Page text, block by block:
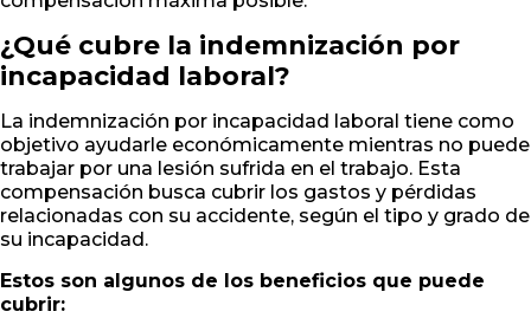
¿Qué cubre la indemnización por
incapacidad laboral?
La indemnización por incapacidad laboral tiene como
objetivo ayudarle económicamente mientras no puede
trabajar por una lesión sufrida en el trabajo. Esta
compensación busca cubrir los gastos y pérdidas
relacionadas con su accidente, según el tipo y grado de
su incapacidad.
Estos son algunos de los beneficios que puede
cubrir: